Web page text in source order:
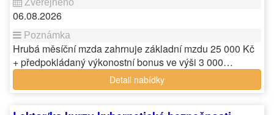
06.08.2026
Hrubá měsíční mzda zahrnuje základní mzdu 25 000 Kč
+ předpokládaný výkonostní bonus ve výši 3 000…
Detail nabídky